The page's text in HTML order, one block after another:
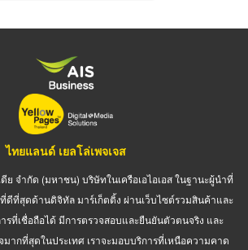
ไทยแลนด์ เยลโล่เพจเจส
ย จำกัด (มหาชน) บริษัทในเครือเอไอเอส ในฐานะผู้นำที่
ที่สุดด้านดิจิทัล มาร์เก็ตติ้ง ผ่านเว็บไซต์รวมสินค้าและ
รที่เชื่อถือได้ มีการตรวจสอบและยืนยันตัวตนจริง และ
ากที่สุดในประเทศ เราจะมอบบริการที่เหนือความคาด